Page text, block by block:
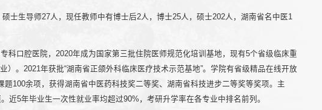
士生导师27人，现任教师中有博士后2人，博士25人，硕士202人，湖南省名中医1
口腔医院，2020年成为国家第三批住院医师规范化培训基地，现有5个省级临床重
。2021年获批“湖南省正颌外科临床医疗技术示范基地”。学院有省级精品在线开放
100余项，获得湖南省中医药科技奖二等奖、湖南省科技进步二等奖等奖项。主
5年毕业生一次性就业率均超过90%，考研升学率在各专业中排名前列。